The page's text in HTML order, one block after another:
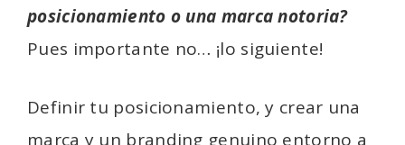
posicionamiento o una marca notoria?
Pues importante no… ¡lo siguiente!
Definir tu posicionamiento, y crear una
marca y un branding genuino entorno a